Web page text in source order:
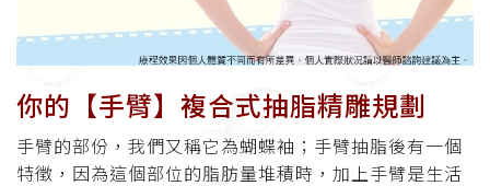
你的【手臂】複合式抽脂精雕規劃
手臂的部份，我們又稱它為蝴蝶袖；手臂抽脂後有一個
特徵，因為這個部位的脂肪量堆積時，加上手臂是生活